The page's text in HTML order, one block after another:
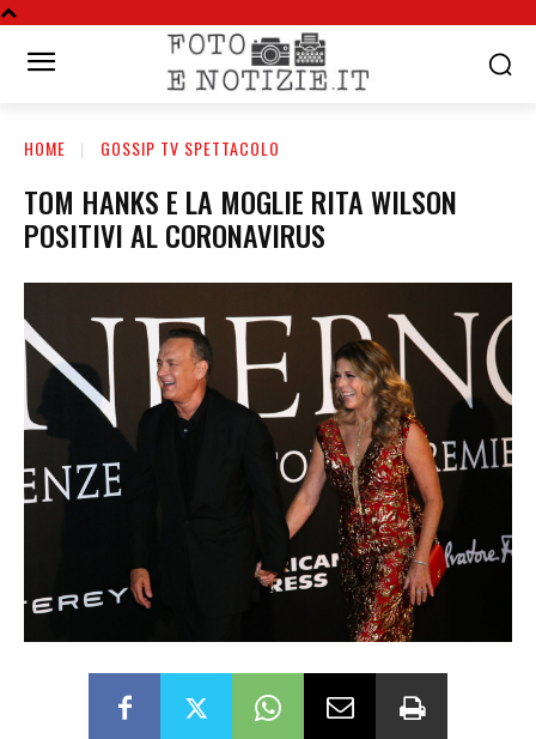
HOME GOSSIP TV SPETTACOLO
TOM HANKS E LA MOGLIE RITA WILSON
POSITIVI AL CORONAVIRUS